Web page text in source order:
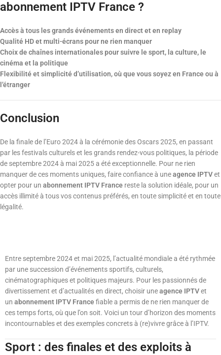
abonnement IPTV France ?
Accès à tous les grands événements en direct et en replay
Qualité HD et multi-écrans pour ne rien manquer
Choix de chaînes internationales pour suivre le sport, la culture, le
cinéma et la politique
Flexibilité et simplicité d’utilisation, où que vous soyez en France ou à
l’étranger
Conclusion
De la finale de l’Euro 2024 à la cérémonie des Oscars 2025, en passant
par les festivals culturels et les grands rendez-vous politiques, la période
de septembre 2024 à mai 2025 a été exceptionnelle. Pour ne rien
manquer de ces moments uniques, faire confiance à uneagence IPTVet
opter pour un abonnement IPTV France reste la solution idéale, pour un
accès illimité à tous vos contenus préférés, en toute simplicité et en toute
légalité.
Entre septembre 2024 et mai 2025, l’actualité mondiale a été rythmée
par une succession d’événements sportifs, culturels,
cinématographiques et politiques majeurs. Pour les passionnés de
divertissement et d’actualités en direct, choisir uneagence IPTVet
un abonnement IPTV France fiable a permis de ne rien manquer de
ces temps forts, où que l’on soit. Voici un tour d’horizon des moments
incontournables et des exemples concrets à (re)vivre grâce à l’IPTV.
Sport : des finales et des exploits à